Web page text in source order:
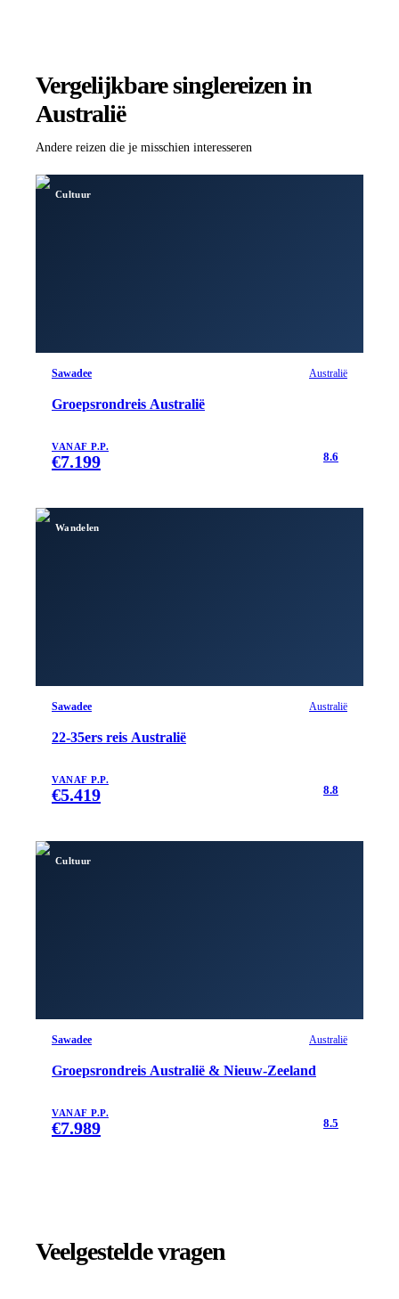
Vergelijkbare singlereizen in
Australië
Andere reizen die je misschien interesseren
Cultuur
Sawadee Australië
Groepsrondreis Australië
VANAF P.P.
€7.199 8.6
Wandelen
Sawadee Australië
22-35ers reis Australië
VANAF P.P.
€5.419 8.8
Cultuur
Sawadee Australië
Groepsrondreis Australië & Nieuw-Zeeland
VANAF P.P.
€7.989 8.5
Veelgestelde vragen